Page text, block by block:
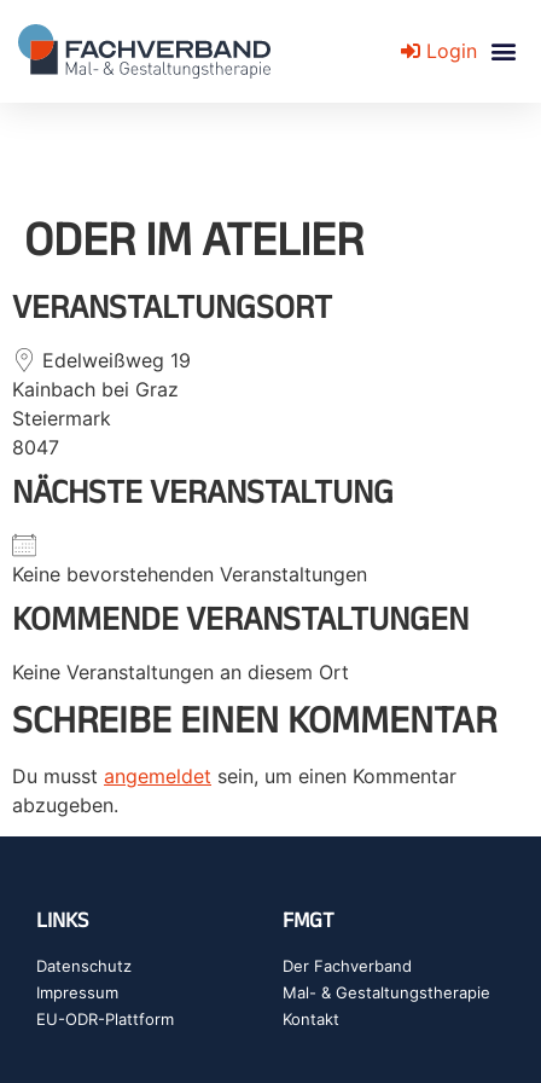
Login
ODER IM ATELIER
VERANSTALTUNGSORT
Edelweißweg 19
Kainbach bei Graz
Steiermark
8047
NÄCHSTE VERANSTALTUNG
Keine bevorstehenden Veranstaltungen
KOMMENDE VERANSTALTUNGEN
Keine Veranstaltungen an diesem Ort
SCHREIBE EINEN KOMMENTAR
Du musst angemeldet sein, um einen Kommentar
abzugeben.
LINKS
Datenschutz
Impressum
EU-ODR-Plattform
FMGT
Der Fachverband
Mal- & Gestaltungstherapie
Kontakt